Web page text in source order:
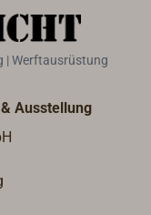
| Werftausrüstung
Ausstellung